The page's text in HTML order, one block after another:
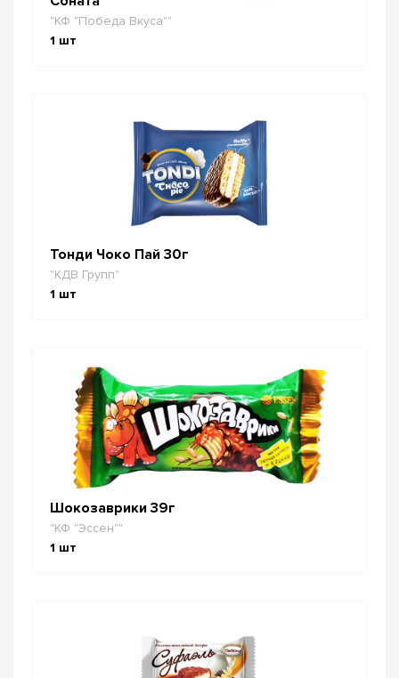
"КФ "Победа Вкуса""
1 шт
Тонди Чоко Пай 30г
"КДВ Групп"
1 шт
Шокозаврики 39г
"КФ "Эссен""
1 шт